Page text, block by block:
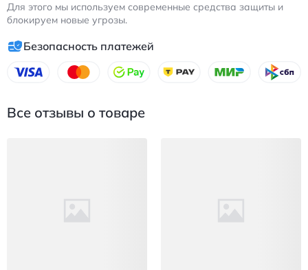
Для этого мы используем современные средства защиты и
блокируем новые угрозы.
Безопасность платежей
Все отзывы о товаре